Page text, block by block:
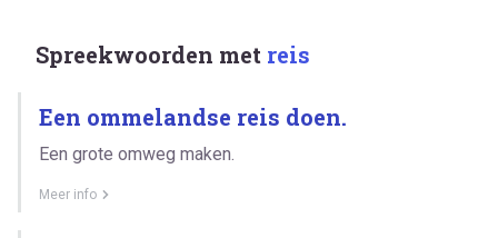
Spreekwoorden met reis
Een ommelandse reis doen.
Een grote omweg maken.
Meer info